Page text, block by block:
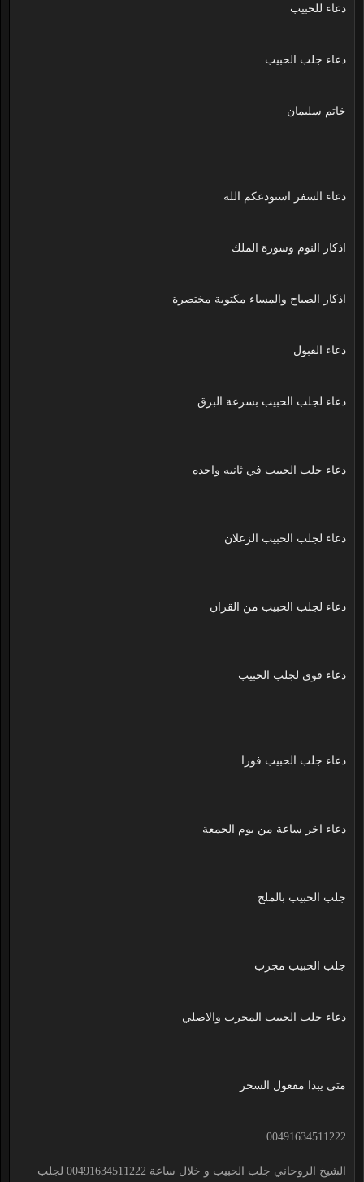
دعاء للحبيب
دعاء جلب الحبيب
خاتم سليمان
دعاء السفر استودعكم الله
اذكار النوم وسورة الملك
اذكار الصباح والمساء مكتوبة مختصرة
دعاء القبول
دعاء لجلب الحبيب بسرعة البرق
دعاء جلب الحبيب في ثانيه واحده
دعاء لجلب الحبيب الزعلان
دعاء لجلب الحبيب من القران
دعاء قوي لجلب الحبيب
دعاء جلب الحبيب فورا
دعاء اخر ساعة من يوم الجمعة
جلب الحبيب بالملح
جلب الحبيب مجرب
دعاء جلب الحبيب المجرب والاصلي
متى يبدا مفعول السحر
00491634511222
الشيخ الروحاني جلب الحبيب و خلال ساعة 00491634511222 لجلب